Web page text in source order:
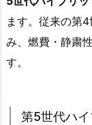
ます。従来の第
み、燃費・静粛
す。
第5世代ハ